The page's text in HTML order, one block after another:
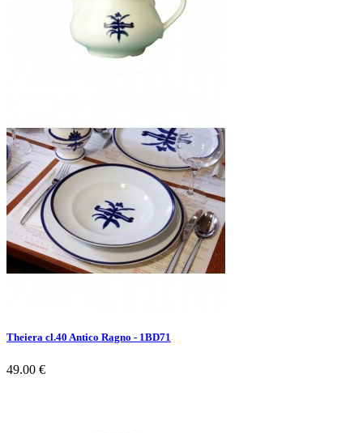
Theiera cl.40 Antico Ragno - 1BD71
49.00 €